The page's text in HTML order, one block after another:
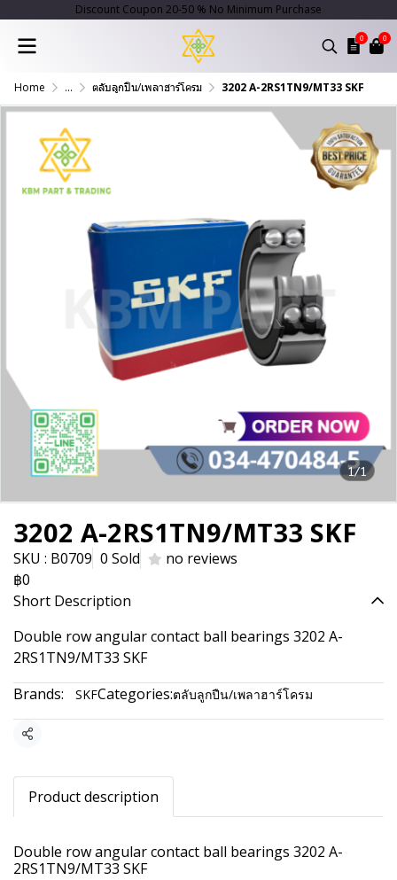
Discount Coupon 20-50 % No Minimum Purchase
0 0
Home ... ตลับลูกปืน/เพลาฮาร์โครม 3202 A-2RS1TN9/MT33 SKF
1/1
3202 A-2RS1TN9/MT33 SKF
SKU : B0709 0 Sold
no reviews
฿0
Short Description
Double row angular contact ball bearings 3202 A-
2RS1TN9/MT33 SKF
Brands:
SKFCategories:ตลับลูกปืน/เพลาฮาร์โครม
Share
Product description
Double row angular contact ball bearings 3202 A-
2RS1TN9/MT33 SKF